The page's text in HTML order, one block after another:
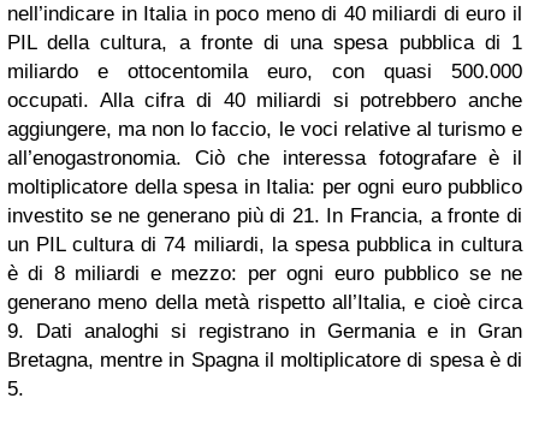
nell’indicare in Italia in poco meno di 40 miliardi di euro il
PIL della cultura, a fronte di una spesa pubblica di 1
miliardo e ottocentomila euro, con quasi 500.000
occupati. Alla cifra di 40 miliardi si potrebbero anche
aggiungere, ma non lo faccio, le voci relative al turismo e
all’enogastronomia. Ciò che interessa fotografare è il
moltiplicatore della spesa in Italia: per ogni euro pubblico
investito se ne generano più di 21. In Francia, a fronte di
un PIL cultura di 74 miliardi, la spesa pubblica in cultura
è di 8 miliardi e mezzo: per ogni euro pubblico se ne
generano meno della metà rispetto all’Italia, e cioè circa
9. Dati analoghi si registrano in Germania e in Gran
Bretagna, mentre in Spagna il moltiplicatore di spesa è di
5.